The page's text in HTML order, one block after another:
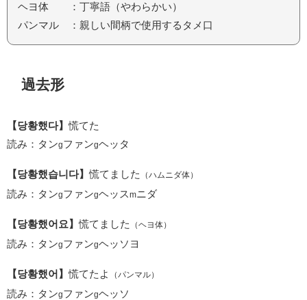
ヘヨ体 ：丁寧語（やわらかい）
パンマル ：親しい間柄で使用するタメ口
過去形
【당황했다】慌てた
読み：タンgファンgヘッタ
【당황했습니다】慌てました （ハムニダ体）
読み：タンgファンgヘッスmニダ
【당황했어요】慌てました （ヘヨ体）
読み：タンgファンgヘッソヨ
【당황했어】慌てたよ （パンマル）
読み：タンgファンgヘッソ